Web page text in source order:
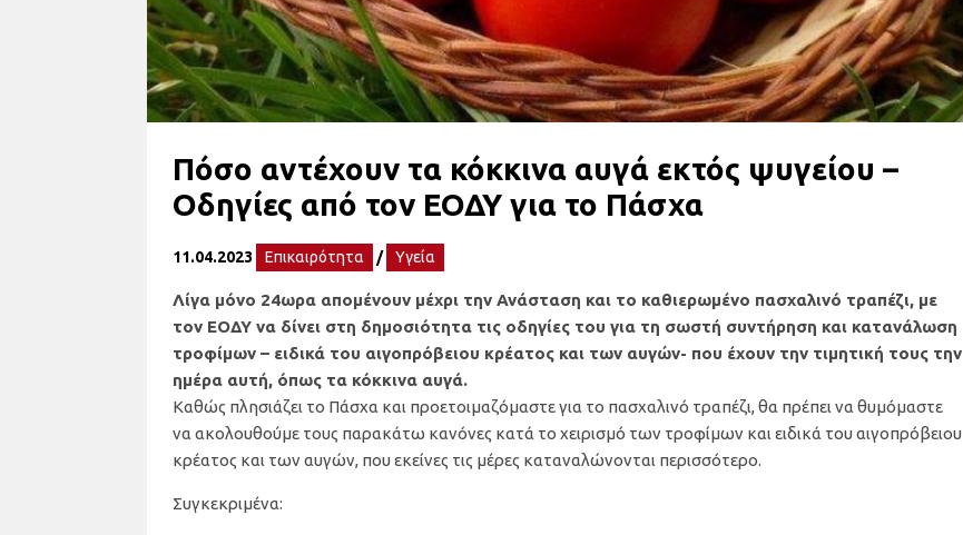
Πόσο αντέχουν τα κόκκινα αυγά εκτός ψυγείου –
Οδηγίες από τον ΕΟΔΥ για το Πάσχα
11.04.2023 Επικαιρότητα / Υγεία
Λίγα μόνο 24ωρα απομένουν μέχρι την Ανάσταση και το καθιερωμένο πασχαλινό τραπέζι, με
τον ΕΟΔΥ να δίνει στη δημοσιότητα τις οδηγίες του για τη σωστή συντήρηση και κατανάλωση
τροφίμων – ειδικά του αιγοπρόβειου κρέατος και των αυγών- που έχουν την τιμητική τους την
ημέρα αυτή, όπως τα κόκκινα αυγά.
Καθώς πλησιάζει το Πάσχα και προετοιμαζόμαστε για το πασχαλινό τραπέζι, θα πρέπει να θυμόμαστε
να ακολουθούμε τους παρακάτω κανόνες κατά το χειρισμό των τροφίμων και ειδικά του αιγοπρόβειου
κρέατος και των αυγών, που εκείνες τις μέρες καταναλώνονται περισσότερο.
Συγκεκριμένα: